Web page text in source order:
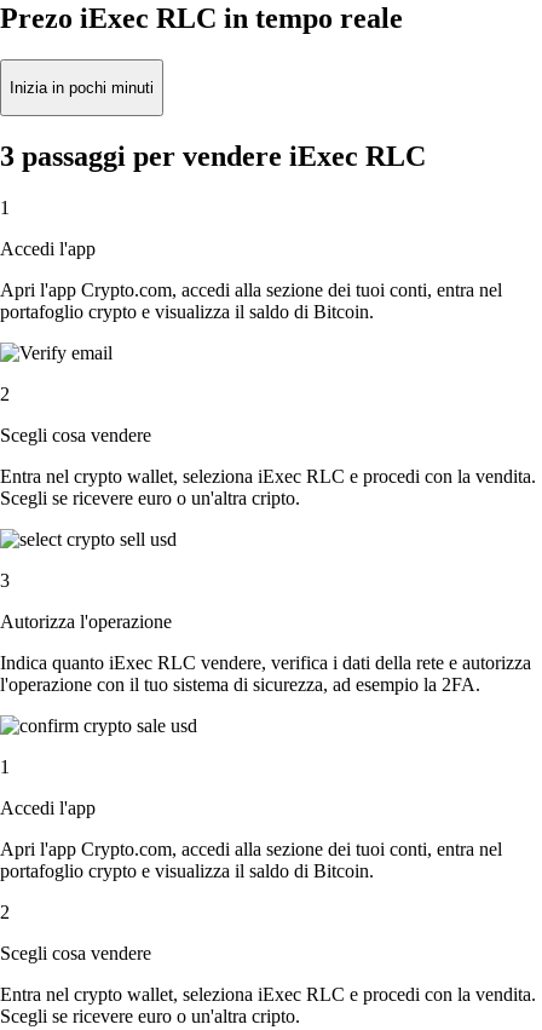
Prezo iExec RLC in tempo reale
Inizia in pochi minuti
3 passaggi per vendere iExec RLC
1
Accedi l'app
Apri l'app Crypto.com, accedi alla sezione dei tuoi conti, entra nel
portafoglio crypto e visualizza il saldo di Bitcoin.
2
Scegli cosa vendere
Entra nel crypto wallet, seleziona iExec RLC e procedi con la vendita.
Scegli se ricevere euro o un'altra cripto.
3
Autorizza l'operazione
Indica quanto iExec RLC vendere, verifica i dati della rete e autorizza
l'operazione con il tuo sistema di sicurezza, ad esempio la 2FA.
1
Accedi l'app
Apri l'app Crypto.com, accedi alla sezione dei tuoi conti, entra nel
portafoglio crypto e visualizza il saldo di Bitcoin.
2
Scegli cosa vendere
Entra nel crypto wallet, seleziona iExec RLC e procedi con la vendita.
Scegli se ricevere euro o un'altra cripto.